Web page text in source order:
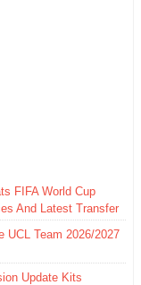
FIFA World Cup
And Latest Transfer
UCL Team 2026/2027
Update Kits